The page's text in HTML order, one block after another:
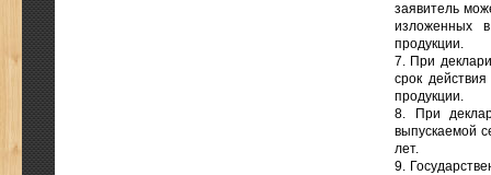
заявитель
изложенных
продукции.
7. При
срок
продукции.
8. При
выпускаемой
лет.
9.